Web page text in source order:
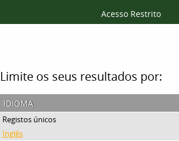
Acesso Restrito
Limite os seus resultados por:
idioma
Registos únicos
Inglês